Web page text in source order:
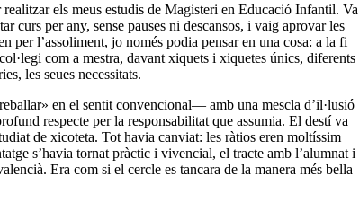
els meus estudis de Magisteri en Educació Infantil. Va
curs per any, sense pauses ni descansos, i vaig aprovar les
l’assoliment, jo només podia pensar en una cosa: a la fi
com a mestra, davant xiquets i xiquetes únics, diferents
les seues necessitats.
en el sentit convencional— amb una mescla d’il·lusió
respecte per la responsabilitat que assumia. El destí va
de xicoteta. Tot havia canviat: les ràtios eren moltíssim
s’havia tornat pràctic i vivencial, el tracte amb l’alumnat i
Era com si el cercle es tancara de la manera més bella